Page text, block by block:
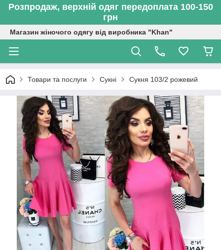
Розпродаж, верхній одяг передоплата 100-150
грн
Магазин жіночого одягу від виробника "Khan"
Товари та послуги Сукні Сукня 103/2 рожевий